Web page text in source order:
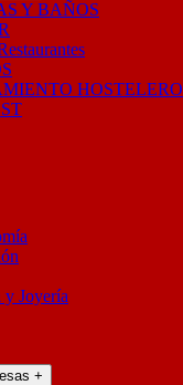
Y BAÑOS
HOSTELERO
y Joyería
+